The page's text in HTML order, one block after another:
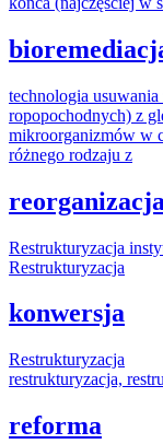
technologia usuwania
ropopochodnych) z
mikroorganizmów w
różnego rodzaju z
reorganizacja
Restrukturyzacja
Restrukturyzacja
konwersja
Restrukturyzacja
restrukturyzacja,
reforma